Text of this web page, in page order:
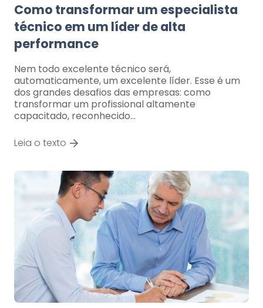
Como transformar um especialista
técnico em um líder de alta
performance
Nem todo excelente técnico será,
automaticamente, um excelente líder. Esse é um
dos grandes desafios das empresas: como
transformar um profissional altamente
capacitado, reconhecido…
Leia o texto